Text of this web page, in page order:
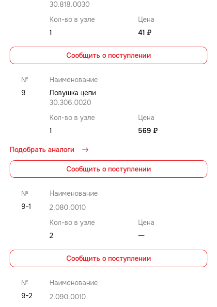
30.818.0030
Кол-во в узле
Цена
1
41 ₽
Сообщить о поступлении
№
Наименование
9
Ловушка цепи
30.306.0020
Кол-во в узле
Цена
1
569 ₽
Сообщить о поступлении
Подобрать аналоги
№
Наименование
9-1
2.080.0010
Кол-во в узле
Цена
2
⼀
Сообщить о поступлении
№
Наименование
9-2
2.090.0010